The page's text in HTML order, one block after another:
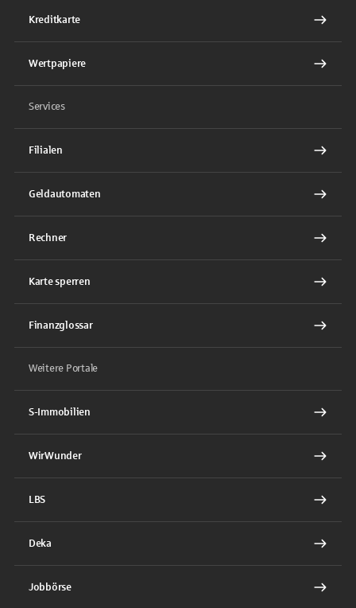
Kreditkarte
Wertpapiere
Services
Filialen
Geldautomaten
Rechner
Karte sperren
Finanzglossar
Weitere Portale
S-Immobilien
WirWunder
LBS
Deka
Jobbörse